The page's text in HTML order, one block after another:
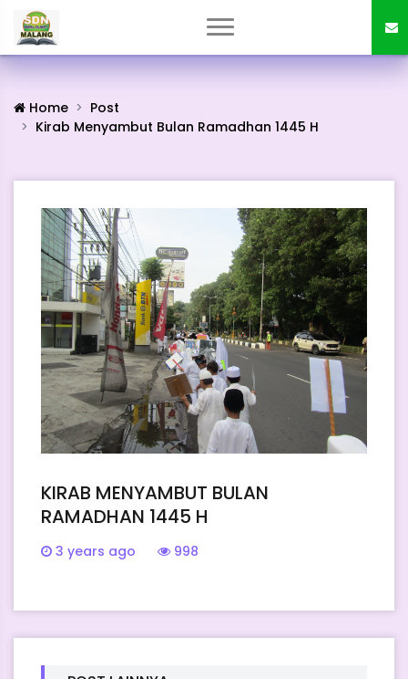
Home
Post
Kirab Menyambut Bulan Ramadhan 1445 H
KIRAB MENYAMBUT BULAN
RAMADHAN 1445 H
3 years ago 998